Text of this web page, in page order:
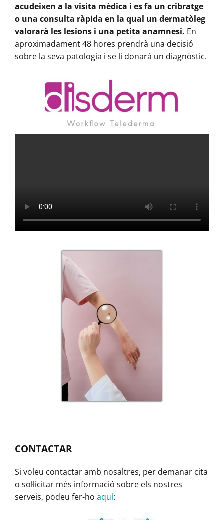
acudeixen a la visita mèdica i es fa un cribratge
o una consulta ràpida en la qual un dermatòleg
valorarà les lesions i una petita anamnesi. En
aproximadament 48 hores prendrà una decisió
sobre la seva patologia i se li donarà un diagnòstic.
CONTACTAR
Si voleu contactar amb nosaltres, per demanar cita
o sol·licitar més informació sobre els nostres
serveis, podeu fer-ho aquí: